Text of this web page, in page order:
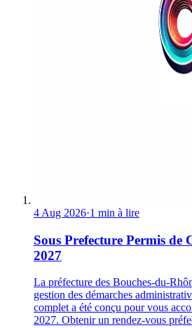
4 Aug 2026·1 min à lire
Sous Prefecture Permis
2027
La préfecture des Bouches-du-
gestion des démarches
complet a été conçu pour vous
2027. Obtenir un rendez-vous